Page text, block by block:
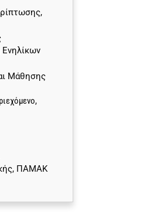
,
Μάθησης
,
ΠΑΜΑΚ